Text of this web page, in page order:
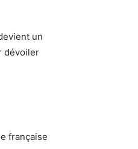
un
dévoiler
française